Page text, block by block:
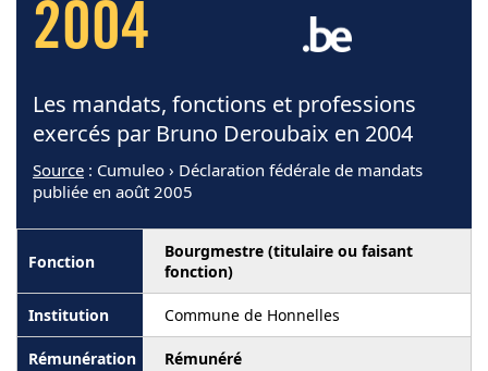
2004
Les mandats, fonctions et professions
exercés par Bruno Deroubaix en 2004
Source : Cumuleo › Déclaration fédérale de mandats
publiée en août 2005
Bourgmestre (titulaire ou faisant
fonction)
Commune de Honnelles
Rémunéré